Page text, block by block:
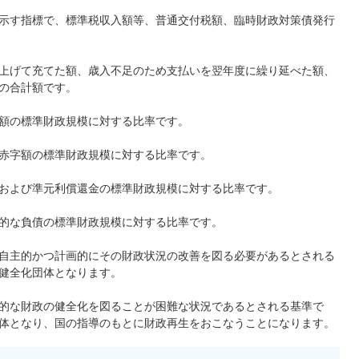
す指標で、標準税収入額等、普通交付税額、臨時財政対策債発行
げて充てた額、歳入不足のため支払いを翌年度に繰り延べた額、
合計額です。
標準財政規模に対する比率です。
額の標準財政規模に対する比率です。
よび準元利償還金の標準財政規模に対する比率です。
負債の標準財政規模に対する比率です。
主的かつ計画的にその財政状況の改善を図る必要があるとされる
全化団体となります。
な財政の健全化を図ることが困難な状況であるとされる基準で
となり、国の指導のもとに財政再生をおこなうことになります。